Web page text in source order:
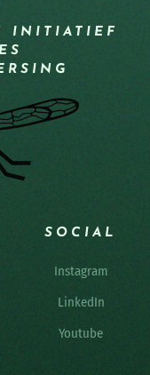
INITIATIEF
SOCIAL
Instagram
LinkedIn
Youtube